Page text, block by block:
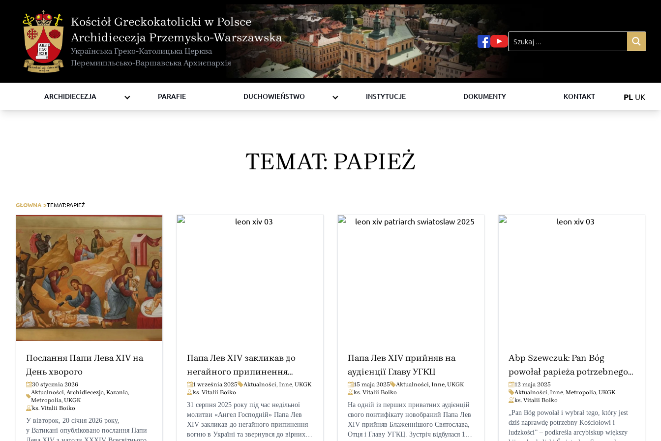
Kościół Greckokatolicki w Polsce
Archidiecezja Przemysko-Warszawska
Українська Греко-Католицька Церква
Перемишльсько-Варшавська Архиєпархія
ARCHIDIECEZJA
KURIA METROPOLITALNA
KAPITUŁA
KOMISJE I WYDZIAŁY
RADY
ZAKONY I ZGROMADZENIA
PARAFIE
DUCHOWIEŃSTWO
BISKUPI
KSIĘŻA
INSTYTUCJE
DOKUMENTY KONTAKT PL UK
TEMAT: PAPIEŻ
GŁOWNA >TEMAT:PAPIEŻ
Послання Папи Лева XIV на
День хворого
30 stycznia 2026
Aktualności, Archidiecezja, Kazania,
Metropolia, UKGK
ks. Vitalii Boiko
У вівторок, 20 січня 2026 року,
у Ватикані опубліковано послання Папи
Папа Лев XIV закликав до
негайного припинення
вогню в Україні та
1 września 2025 Aktualności, Inne, UKGK
ks. Vitalii Boiko
31 серпня 2025 року під час недільної
молитви «Ангел Господній» Папа Лев
XIV закликав до негайного припинення
вогню в Україні та звернувся до вірних
Папа Лев XIV прийняв на
аудієнції Главу УГКЦ
15 maja 2025 Aktualności, Inne, UKGK
ks. Vitalii Boiko
На одній із перших приватних аудієнцій
свого понтифікату новобраний Папа Лев
XIV прийняв Блаженнішого Святослава,
Отця і Главу УГКЦ. Зустріч відбулася 15
Abp Szewczuk: Pan Bóg
powołał papieża potrzebnego
Kościołowi i ludzkości
12 maja 2025
Aktualności, Inne, Metropolia, UKGK
ks. Vitalii Boiko
„Pan Bóg powołał i wybrał tego, który jest
dziś naprawdę potrzebny Kościołowi i
ludzkości” – podkreśla arcybiskup większy